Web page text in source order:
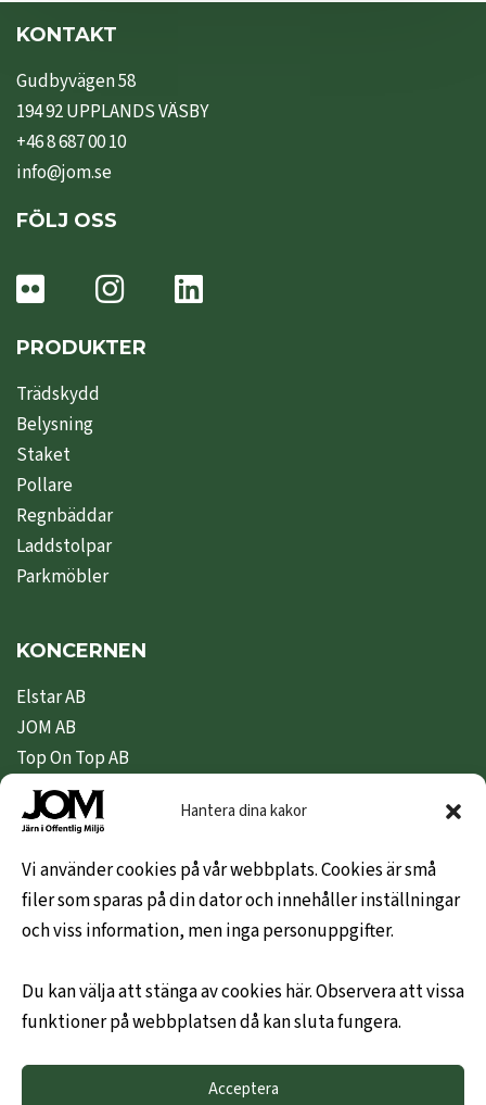
Hantera dina kakor
Vi använder cookies på vår webbplats. Cookies är små
filer som sparas på din dator och innehåller inställningar
och viss information, men inga personuppgifter.
Du kan välja att stänga av cookies här. Observera att vissa
funktioner på webbplatsen då kan sluta fungera.
Acceptera
KONTAKT
Gudbyvägen 58
194 92 UPPLANDS VÄSBY
+46 8 687 00 10
info@jom.se
FÖLJ OSS
PRODUKTER
Trädskydd
Belysning
Staket
Pollare
Regnbäddar
Laddstolpar
Parkmöbler
KONCERNEN
Elstar AB
JOM AB
Top On Top AB
Nipeda AB
Nivex Topsafe AB
KUNDINFO
Om oss
Leveransvillkor
Hållbarhetspolicy